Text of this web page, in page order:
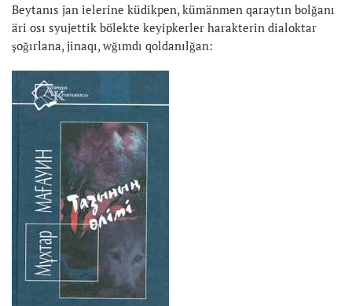
Beytanıs jan ielerine küdikpen, kümänmen qaraytın bolğanı
äri osı syujettik bölekte keyipkerler harakterin dialoktar
şoğırlana, jinaqı, wğımdı qoldanılğan: